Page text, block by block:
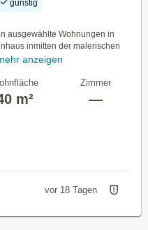
günstig
ausgewählte Wohnungen in
inmitten der malerischen
anzeigen
m²
Zimmer
—
vor 18 Tagen